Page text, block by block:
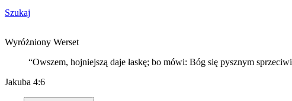
Szukaj
Wyróżniony Werset
“Owszem, hojniejszą daje łaskę; bo mówi: Bóg się pysznym
Jakuba 4:6